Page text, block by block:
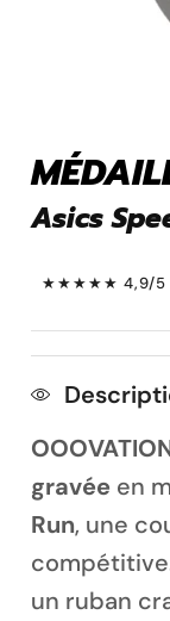
Porte clé à
Asics
★★★★★ 4,9/5
gravée en
Run, une
un ruban